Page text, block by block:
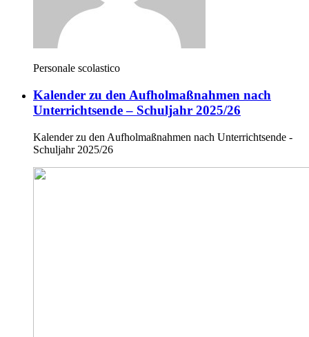
Personale scolastico
Kalender zu den Aufholmaßnahmen nach
Unterrichtsende – Schuljahr 2025/26
Kalender zu den Aufholmaßnahmen nach Unterrichtsende -
Schuljahr 2025/26